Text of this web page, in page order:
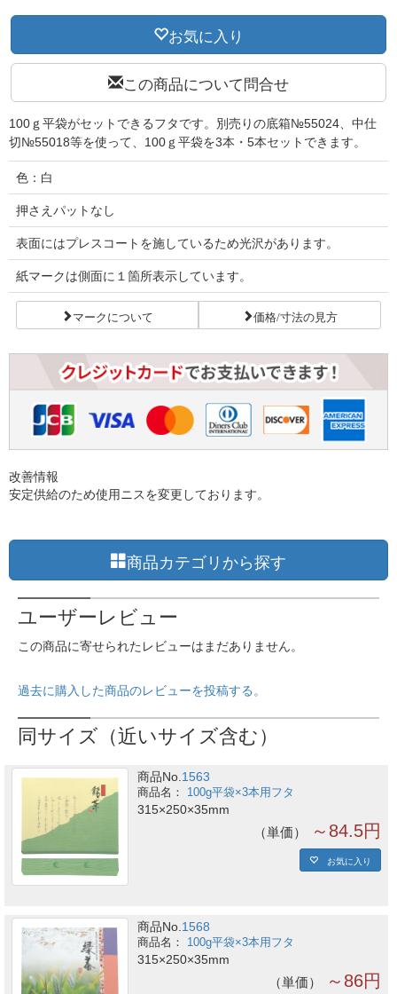
お気に入り
この商品について問合せ
100ｇ平袋がセットできるフタです。別売りの底箱№55024、中仕
切№55018等を使って、100ｇ平袋を3本・5本セットできます。
色：白
押さえパットなし
表面にはプレスコートを施しているため光沢があります。
紙マークは側面に１箇所表示しています。
マークについて 価格/寸法の見方
改善情報
安定供給のため使用ニスを変更しております。
商品カテゴリから探す
ユーザーレビュー
この商品に寄せられたレビューはまだありません。
過去に購入した商品のレビューを投稿する。
同サイズ（近いサイズ含む）
商品No.1563
100g平袋×3本用フタ
315×250×35mm
単価 ～84.5円
お気に入り
商品No. 1568
100g平袋×3本用フタ
315×250×35mm
単価 ～86円